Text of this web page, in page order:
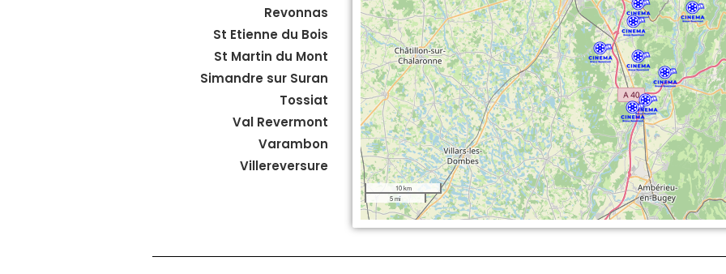
Revonnas
St Etienne du Bois
St Martin du Mont
Simandre sur Suran
Tossiat
Val Revermont
Varambon
Villereversure
10 km
5 mi